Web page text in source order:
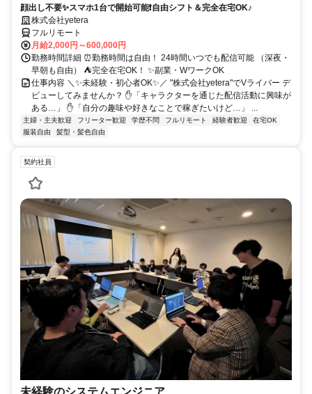
顔出し不要✨スマホ1台で開始可能❗自由シフト＆完全在宅OK♪
株式会社yetera
フルリモート
月給2,000円～600,000円
勤務時間詳細 ⏰勤務時間は自由！ 24時間いつでも配信可能 （深夜・
早朝も自由） ⛺完全在宅OK！ ✨副業・WワークOK
仕事内容 ＼✨未経験・初心者OK✨／ "株式会社yetera"でVライバー デ
ビューしてみませんか？ ✋「キャラクターを通じた配信活動に興味が
ある…」 ✋「自分の趣味や好きなことで稼ぎたいけど…」 ...
主婦・主夫歓迎 フリーター歓迎 学歴不問 フルリモート 経験者歓迎
在宅OK
服装自由
髪型・髪色自由
契約社員